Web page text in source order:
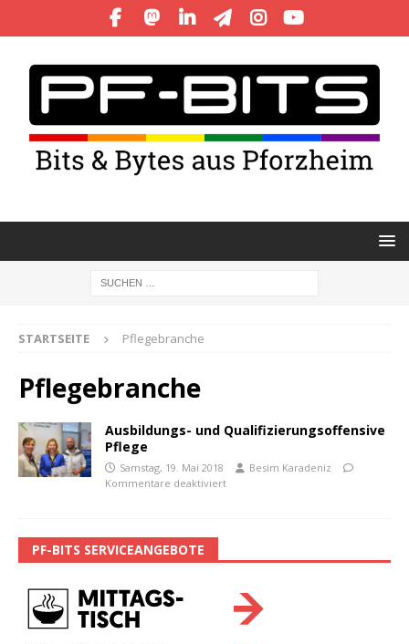
STARTSEITE Pflegebranche
Pflegebranche
Ausbildungs- und Qualifizierungsoffensive
Pflege
Samstag, 19. Mai 2018
Besim Karadeniz
Kommentare deaktiviert
PF-BITS SERVICEANGEBOTE